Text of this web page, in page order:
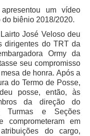
beneficiários
um vídeo
biênio 2018/2020.
José Veloso deu
dirigentes do TRT da
Ormy da
seu compromisso
de honra. Após a
do Termo de Posse,
posse, então, às
da direção do
Turmas e Seções
comprometeram em
do cargo,